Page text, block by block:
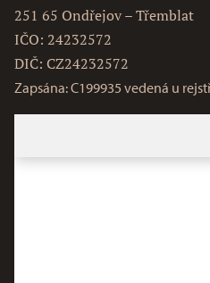
251 65 Ondřejov – Třemblat
IČO: 24232572
DIČ: CZ24232572
Zapsána: C199935 vedená u